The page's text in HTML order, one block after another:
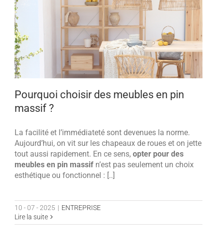
Pourquoi choisir des meubles en pin
massif ?
La facilité et l’immédiateté sont devenues la norme.
Aujourd’hui, on vit sur les chapeaux de roues et on jette
tout aussi rapidement. En ce sens, opter pour des
meubles en pin massif n’est pas seulement un choix
esthétique ou fonctionnel : [..]
10 - 07 - 2025 | ENTREPRISE
Lire la suite